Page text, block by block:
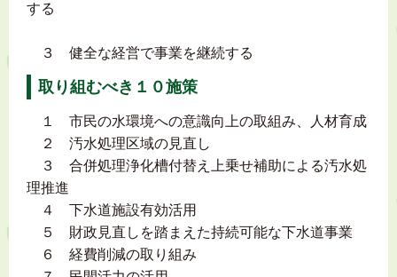
する
３ 健全な経営で事業を継続する
取り組むべき１０施策
１ 市民の水環境への意識向上の取組み、人材育成
２ 汚水処理区域の見直し
３ 合併処理浄化槽付替え上乗せ補助による汚水処
理推進
４ 下水道施設有効活用
５ 財政見直しを踏まえた持続可能な下水道事業
６ 経費削減の取り組み